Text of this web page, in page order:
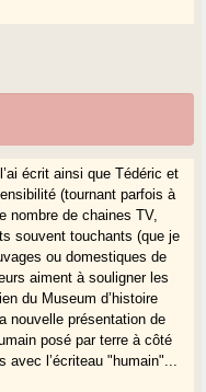
écrit ainsi que Tédéric et
(tournant parfois à
nombre de chaines TV,
souvent touchants (que je
ou domestiques de
aiment à souligner les
du Museum d’histoire
nouvelle présentation de
posé par terre à côté
avec l’écriteau "humain"...